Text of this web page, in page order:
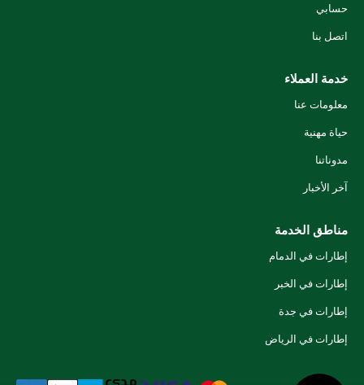
حسابي
اتصل بنا
خدمة العملاء
معلومات عنا
حياة مهنية
مدوناتنا
آخر الأخبار
مناطق الخدمة
إطارات في الدمام
إطارات في الخبر
إطارات في جدة
إطارات في الرياض